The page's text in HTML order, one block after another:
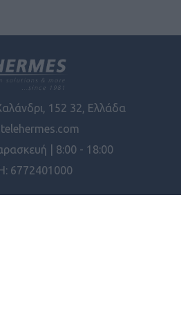
152 32, Ελλάδα
| 8:00 - 18:00
6772401000